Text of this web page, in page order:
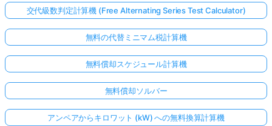
交代級数判定計算機 (Free Alternating Series Test Calculator)
無料の代替ミニマム税計算機
無料償却スケジュール計算機
無料償却ソルバー
アンペアからキロワット (kW) への無料換算計算機